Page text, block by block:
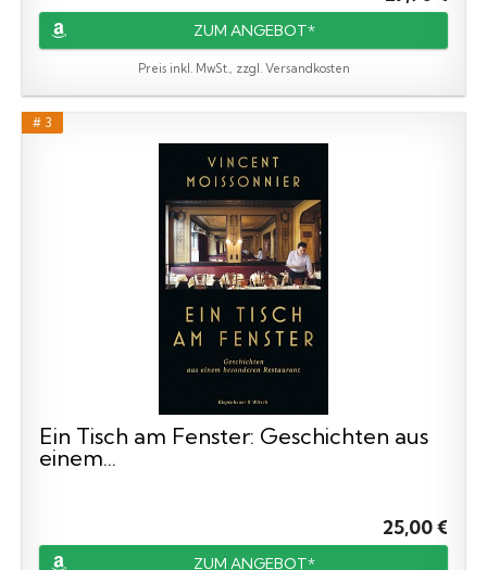
ZUM ANGEBOT*
Preis inkl. MwSt., zzgl. Versandkosten
# 3
Ein Tisch am Fenster: Geschichten aus
einem...
25,00 €
ZUM ANGEBOT*